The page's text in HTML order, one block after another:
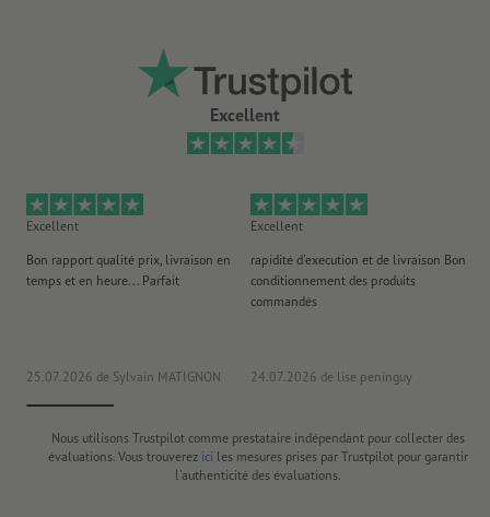
Excellent
Excellent
Bon rapport qualité prix, livraison en
temps et en heure... Parfait
25.07.2026 de Sylvain MATIGNON
Excellent
rapidité d'execution et de livraison Bon
conditionnement des produits
commandés
24.07.2026 de lise peninguy
Nous utilisons Trustpilot comme prestataire indépendant pour collecter des
évaluations. Vous trouverez ici les mesures prises par Trustpilot pour garantir
l'authenticité des évaluations.